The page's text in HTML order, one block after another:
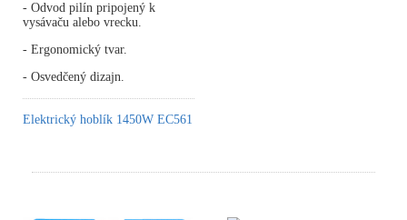
- Odvod pilín pripojený k
vysávaču alebo vrecku.
- Ergonomický tvar.
- Osvedčený dizajn.
Elektrický hoblík 1450W EC561